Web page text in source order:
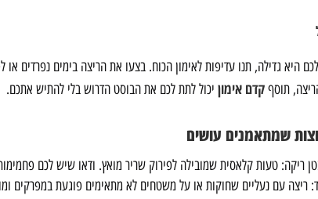
תוסףקדם אימון יכול לתת לכם את הבוסט הדרוש בלי להתיש אתכם.
שמתאמנים עושים
ריקה: טעות קלאסית שמובילה לפירוק שריר מואץ. ודאו שיש לכם
ריצה עם נעליים שחוקות או על משטחים לא מתאימים פוגעת במפרקים